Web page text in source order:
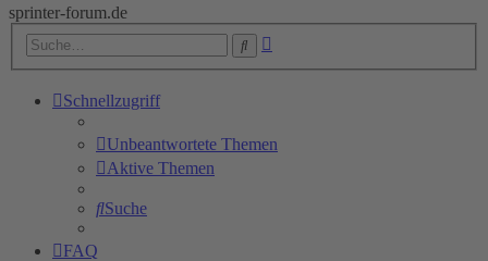
sprinter-forum.de
Suche
Schnellzugriff
Unbeantwortete Themen
Aktive Themen
Suche
FAQ